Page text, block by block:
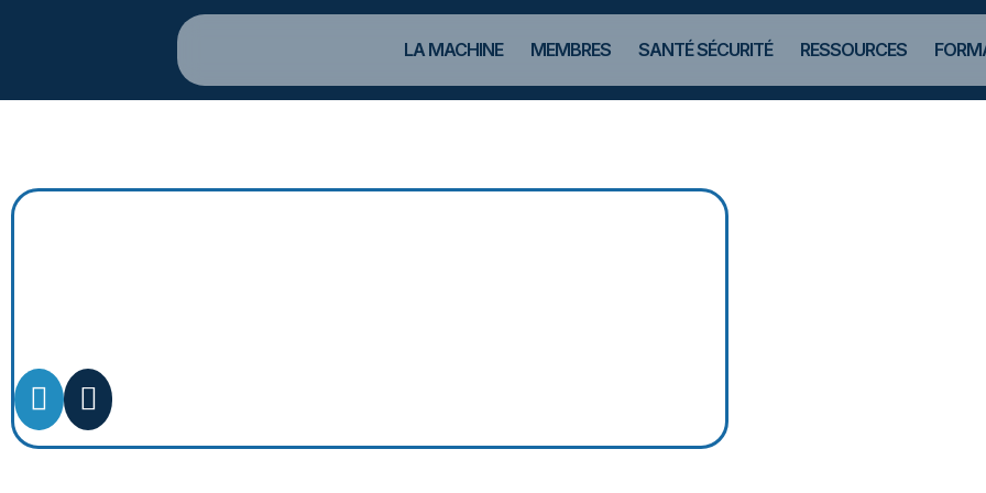
LA MACHINE MEMBRES SANTÉ SÉCURITÉ RESSOURCES